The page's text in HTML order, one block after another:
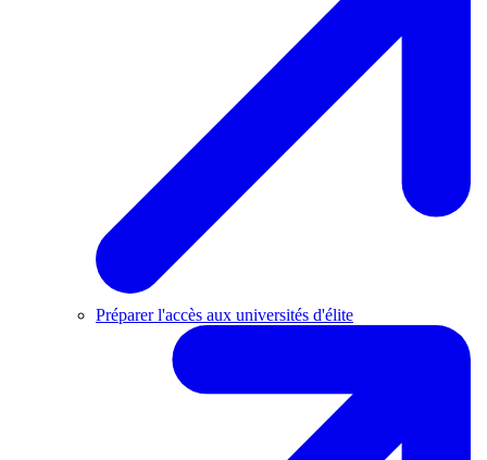
Préparer l'accès aux universités d'élite